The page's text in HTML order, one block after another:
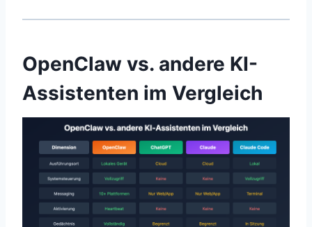
OpenClaw vs. andere KI-
Assistenten im Vergleich